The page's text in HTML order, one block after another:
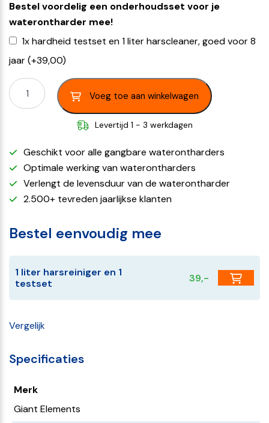
Bestel voordelig een onderhoudsset voor je
waterontharder mee!
1x hardheid testset en 1 liter harscleaner, goed voor 8
jaar(+39,00)
Voeg toe aan winkelwagen
Levertijd 1 - 3 werkdagen
Geschikt voor alle gangbare waterontharders
Optimale werking van waterontharders
Verlengt de levensduur van de waterontharder
2.500+ tevreden jaarlijkse klanten
Bestel eenvoudig mee
1 liter harsreiniger en 1
testset
39,-
Vergelijk
Specificaties
Merk
Giant Elements